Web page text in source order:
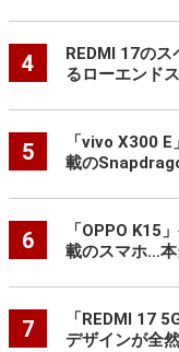
4
REDMI 17の
るローエンド
5
「vivo X300
載の
6
「OPPO K15
載のスマホ…本
7
「REDMI 17
デザインが全